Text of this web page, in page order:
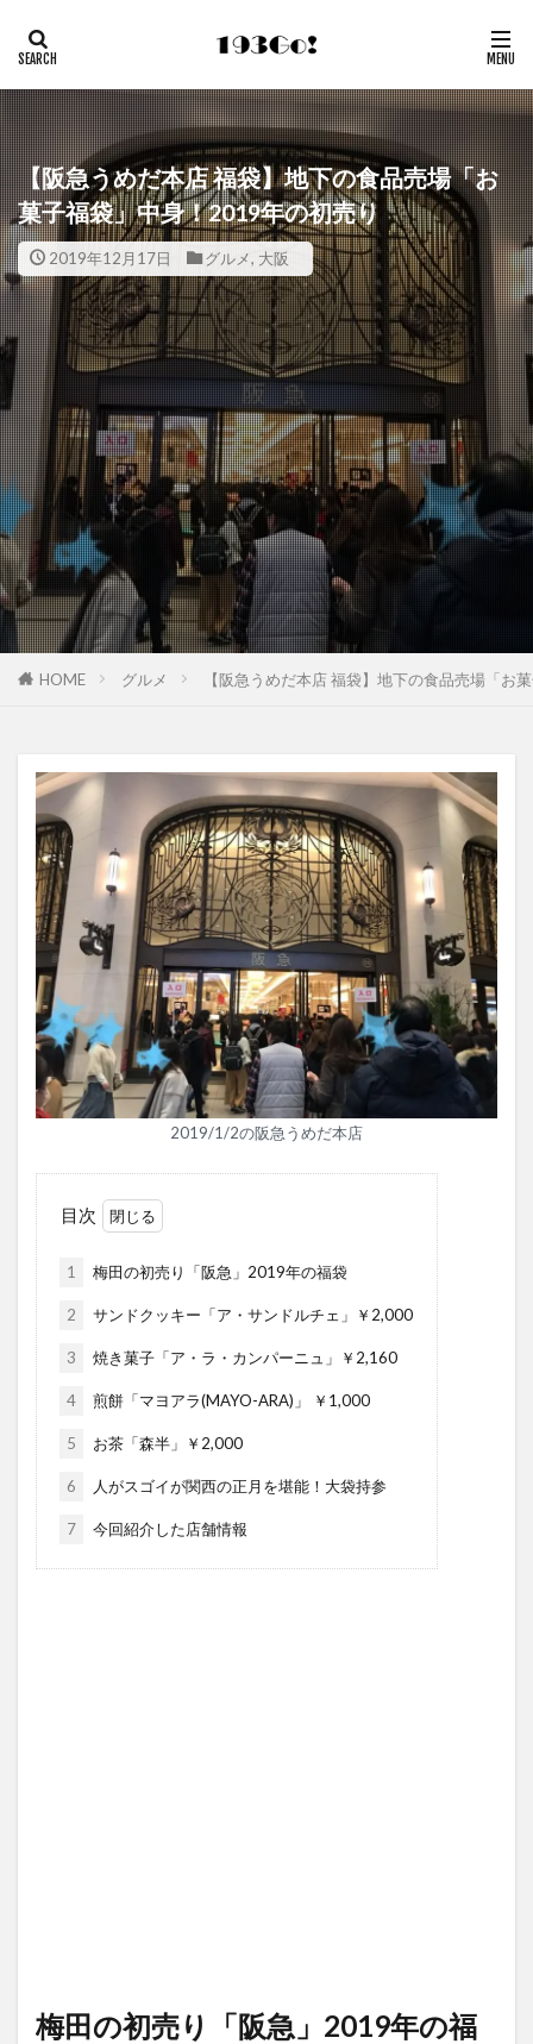
【阪急うめだ本店 福袋】地下の食品売場「お
菓子福袋」中身！2019年の初売り
2019年12月17日 グルメ, 大阪
HOME グルメ 【阪急うめだ本店 福袋】地下の食品売場「お
2019/1/2の阪急うめだ本店
目次
1 梅田の初売り「阪急」2019年の福袋
2 サンドクッキー「ア・サンドルチェ」￥2,000
3 焼き菓子「ア・ラ・カンパーニュ」￥2,160
4 煎餅「マヨアラ(MAYO-ARA)」 ￥1,000
5 お茶「森半」￥2,000
6 人がスゴイが関西の正月を堪能！大袋持参
7 今回紹介した店舗情報
梅田の初売り「阪急」2019年の福